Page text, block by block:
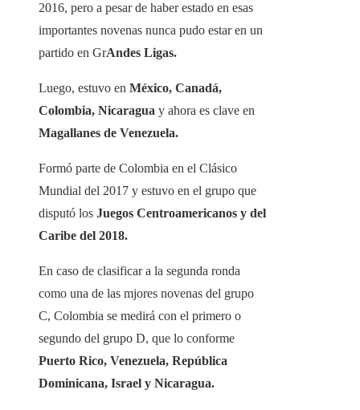
2016, pero a pesar de haber estado en esas
importantes novenas nunca pudo estar en un
partido en GrAndes Ligas.
Luego, estuvo en México, Canadá,
Colombia, Nicaragua y ahora es clave en
Magallanes de Venezuela.
Formó parte de Colombia en el Clásico
Mundial del 2017 y estuvo en el grupo que
disputó los Juegos Centroamericanos y del
Caribe del 2018.
En caso de clasificar a la segunda ronda
como una de las mjores novenas del grupo
C, Colombia se medirá con el primero o
segundo del grupo D, que lo conforme
Puerto Rico, Venezuela, República
Dominicana, Israel y Nicaragua.